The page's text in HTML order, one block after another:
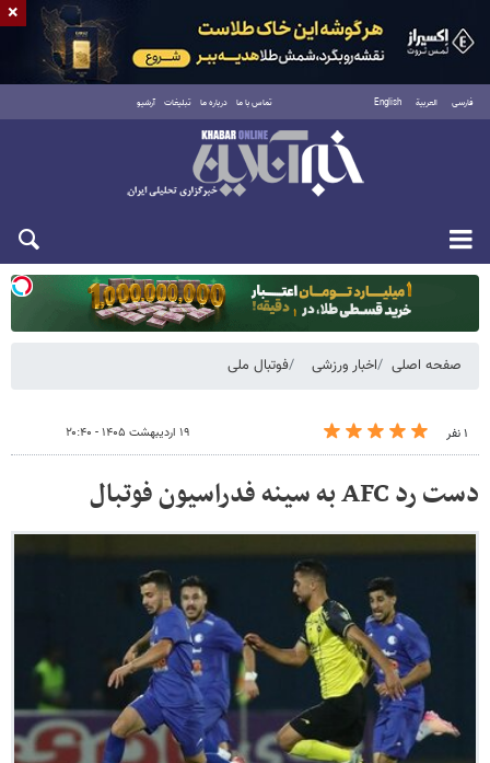
فارسی العربية English تماس با ما درباره ما تبلیغات آرشیو
دوشنبه ۱۹ مرداد ۱۴۰۵
صفحه اصلی اخبار ورزشی فوتبال ملی
۱ نفر ۱۹ اردیبهشت ۱۴۰۵ - ۲۰:۴۰
دست رد AFC به سینه فدراسیون فوتبال
×